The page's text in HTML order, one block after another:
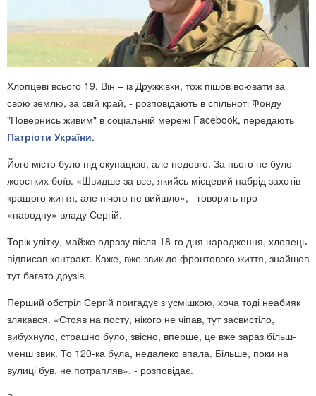
Хлопцеві всього 19. Він – із Дружківки, тож пішов воювати за
свою землю, за свій край, - розповідають в спільноті Фонду
"Повернись живим" в соціальній мережі Facebook, передають
Патріоти України.
Його місто було під окупацією, але недовго. За нього не було
жорстких боїв. «Швидше за все, якийсь місцевий набрід захотів
кращого життя, але нічого не вийшло», - говорить про
«народну» владу Сергій.
Торік улітку, майже одразу після 18-го дня народження, хлопець
підписав контракт. Каже, вже звик до фронтового життя, знайшов
тут багато друзів.
Перший обстріл Сергій пригадує з усмішкою, хоча тоді неабияк
злякався. «Стояв на посту, нікого не чіпав, тут засвистіло,
вибухнуло, страшно було, звісно, вперше, це вже зараз більш-
менш звик. То 120-ка була, недалеко впала. Більше, поки на
вулиці був, не потрапляв», - розповідає.